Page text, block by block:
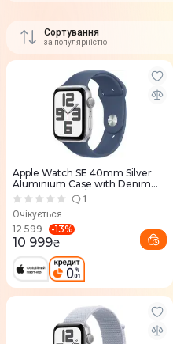
Сортування
за популярністю
Apple Watch SE 40mm Silver
Aluminium Case with Denim
Sport Band - M/L1
Очікується
12 599 -13%
10 999₴